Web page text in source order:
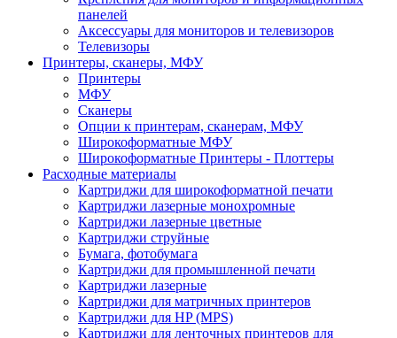
панелей
Аксессуары для мониторов и телевизоров
Телевизоры
Принтеры, сканеры, МФУ
Принтеры
МФУ
Сканеры
Опции к принтерам, сканерам, МФУ
Широкоформатные МФУ
Широкоформатные Принтеры - Плоттеры
Расходные материалы
Картриджи для широкоформатной печати
Картриджи лазерные монохромные
Картриджи лазерные цветные
Картриджи струйные
Бумага, фотобумага
Картриджи для промышленной печати
Картриджи лазерные
Картриджи для матричных принтеров
Картриджи для HP (MPS)
Картриджи для ленточных принтеров для